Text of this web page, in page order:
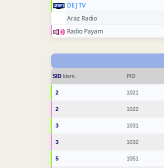
DEJ TV
Araz Radio
Radio Payam
SID Ident. PID
2 1021
2 1022
3 1031
3 1032
5 1051